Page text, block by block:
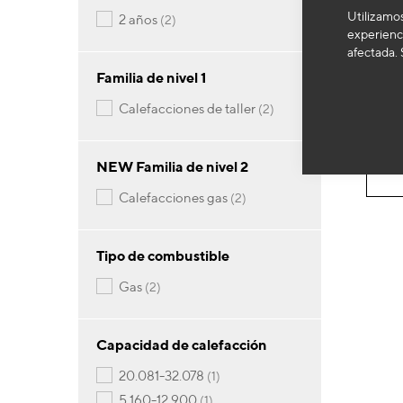
afectada.
2 años 2artículos
Familia de nivel 1
calefacciones de taller 2artículos
NEW Familia de nivel 2
calefacciones gas 2artículos
Tipo de combustible
gas 2artículos
Capacidad de calefacción
20.081-32.078 1artículo
artículo